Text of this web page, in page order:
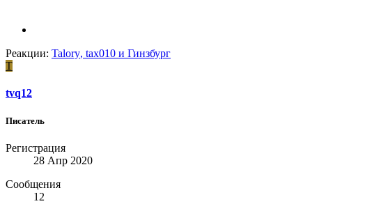
Реакции: Talory, tax010 и Гинзбург
T
tvq12
Писатель
Регистрация
28 Апр 2020
Сообщения
12